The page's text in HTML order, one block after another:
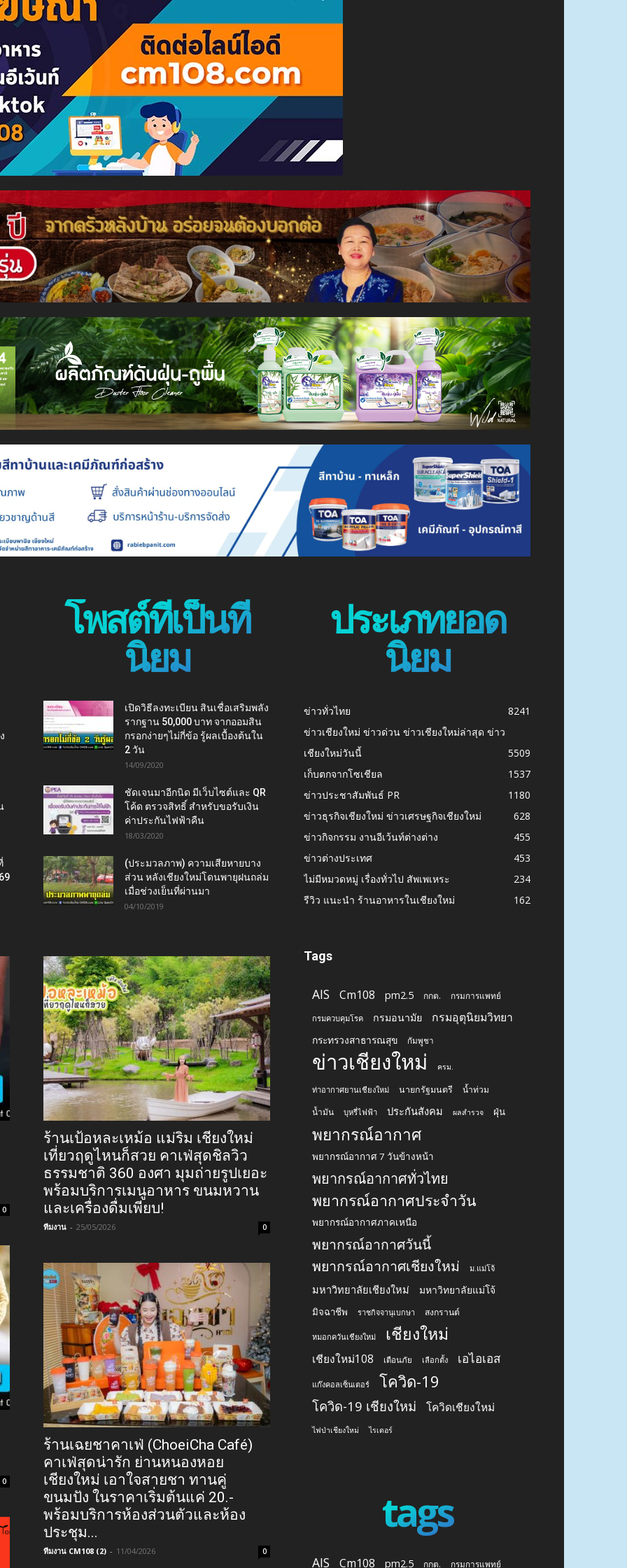
0
0
โพสต์ที่เป็นที่
นิยม
เปิดวิธีลงทะเบียน สินเชื่อเสริมพลัง
รากฐาน 50,000 บาท จากออมสิน
กรอกง่ายๆไม่กี่ข้อ รู้ผลเบื้องต้นใน
2 วัน
14/09/2020
ชัดเจนมาอีกนิด มีเว็บไซต์และ QR
โค้ด ตรวจสิทธิ์ สำหรับขอรับเงิน
ค่าประกันไฟฟ้าคืน
18/03/2020
(ประมวลภาพ) ความเสียหายบาง
ส่วน หลังเชียงใหม่โดนพายุฝนถล่ม
เมื่อช่วงเย็นที่ผ่านมา
04/10/2019
ร้านเป้อหละเหม้อ แม่ริม เชียงใหม่
เที่ยวฤดูไหนก็สวย คาเฟ่สุดชิลวิว
ธรรมชาติ 360 องศา มุมถ่ายรูปเยอะ
พร้อมบริการเมนูอาหาร ขนมหวาน
และเครื่องดื่มเพียบ!
ทีมงาน - 25/05/2026 0
ร้านเฉยชาคาเฟ่ (ChoeiCha Café)
คาเฟ่สุดน่ารัก ย่านหนองหอย
เชียงใหม่ เอาใจสายชา ทานคู่
ขนมปัง ในราคาเริ่มต้นแค่ 20.-
พร้อมบริการห้องส่วนตัวและห้อง
ประชุม...
ทีมงาน CM108 (2) - 11/04/2026 0
ประเภทยอด
นิยม
ข่าวทั่วไทย
8241
ข่าวเชียงใหม่ ข่าวด่วน ข่าวเชียงใหม่ล่าสุด ข่าว
เชียงใหม่วันนี้
5509
เก็บตกจากโซเชียล
1537
ข่าวประชาสัมพันธ์ PR
1180
ข่าวธุรกิจเชียงใหม่ ข่าวเศรษฐกิจเชียงใหม่
628
ข่าวกิจกรรม งานอีเว้นท์ต่างต่าง
455
ข่าวต่างประเทศ
453
ไม่มีหมวดหมู่ เรื่องทั่วไป สัพเพเหระ
234
รีวิว แนะนำ ร้านอาหารในเชียงใหม่
162
Tags
AIS Cm108 pm2.5 กกต. กรมการแพทย์
กรมควบคุมโรค กรมอนามัย กรมอุตุนิยมวิทยา
กระทรวงสาธารณสุข กัมพูชา
ข่าวเชียงใหม่ ครม.
ท่าอากาศยานเชียงใหม่ นายกรัฐมนตรี น้ำท่วม
น้ำมัน บุหรี่ไฟฟ้า ประกันสังคม ผลสำรวจ ฝุ่น
พยากรณ์อากาศ
พยากรณ์อากาศ 7 วันข้างหน้า
พยากรณ์อากาศทั่วไทย
พยากรณ์อากาศประจำวัน
พยากรณ์อากาศภาคเหนือ
พยากรณ์อากาศวันนี้
พยากรณ์อากาศเชียงใหม่
ม.แม่โจ้
มหาวิทยาลัยเชียงใหม่ มหาวิทยาลัยแม่โจ้
มิจฉาชีพ ราชกิจจานุเบกษา สงกรานต์
หมอกควันเชียงใหม่ เชียงใหม่
เชียงใหม่108 เตือนภัย เลือกตั้ง เอไอเอส
แก๊งคอลเซ็นเตอร์ โควิด-19
โควิด-19 เชียงใหม่ โควิดเชียงใหม่
ไฟป่าเชียงใหม่ ไรเดอร์
tags
AIS Cm108 pm2.5 กกต. กรมการแพทย์